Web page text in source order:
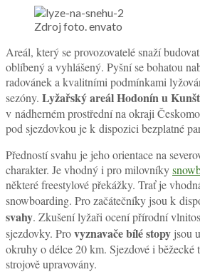
Zdroj foto. envato
Areál, který se provozovatelé snaží
oblíbený a vyhlášený. Pyšní se bohatou
radovánek a kvalitními podmínkami
sezóny. Lyžařský areál Hodonín u
v nádherném prostřední na okraji
pod sjezdovkou je k dispozici bezplatné
Předností svahu je jeho orientace na
charakter. Je vhodný i pro milovníky
některé freestylové překážky. Trať je
snowboarding. Pro začátečníky jsou k
svahy. Zkušení lyžaři ocení přírodní
sjezdovky. Provyznavače bílé stopy jsou
okruhy o délce 20 km. Sjezdové i běžecké
strojově upravovány.